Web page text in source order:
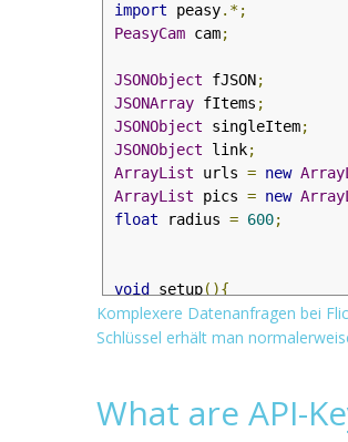
import peasy.*;
PeasyCam cam;
JSONObject fJSON;
JSONArray fItems ;
JSONObject singleItem;
JSONObject link;
ArrayList urls = new
ArrayList pics = new
float radius = 600;
void setup(){
  size
(690, 400, P3D);
  cam
= new PeasyCam(this,
for (int i = 0 i <
Komplexere Datenanfragen bei
Schlüssel erhält man
What are API-